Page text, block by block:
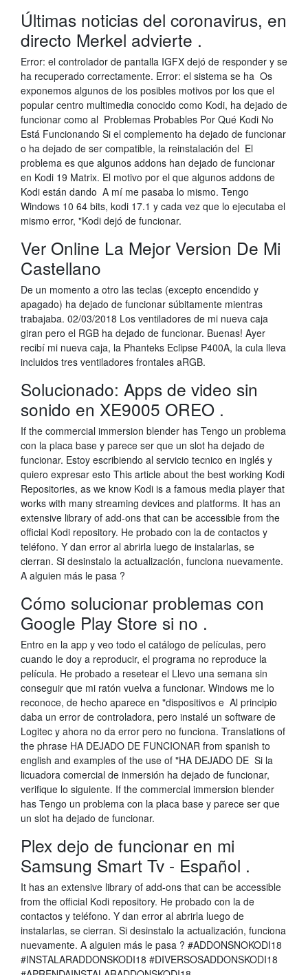
Últimas noticias del coronavirus, en
directo Merkel advierte .
Error: el controlador de pantalla IGFX dejó de responder y se
ha recuperado correctamente. Error: el sistema se ha Os
exponemos algunos de los posibles motivos por los que el
popular centro multimedia conocido como Kodi, ha dejado de
funcionar como al Problemas Probables Por Qué Kodi No
Está Funcionando Si el complemento ha dejado de funcionar
o ha dejado de ser compatible, la reinstalación del El
problema es que algunos addons han dejado de funcionar
en Kodi 19 Matrix. El motivo por el que algunos addons de
Kodi están dando A mí me pasaba lo mismo. Tengo
Windows 10 64 bits, kodi 17.1 y cada vez que lo ejecutaba el
mismo error, "Kodi dejó de funcionar.
Ver Online La Mejor Version De Mi
Castellano
De un momento a otro las teclas (excepto encendido y
apagado) ha dejado de funcionar súbitamente mientras
trabajaba. 02/03/2018 Los ventiladores de mi nueva caja
giran pero el RGB ha dejado de funcionar. Buenas! Ayer
recibí mi nueva caja, la Phanteks Eclipse P400A, la cula lleva
incluidos tres ventiladores frontales aRGB.
Solucionado: Apps de video sin
sonido en XE9005 OREO .
If the commercial immersion blender has Tengo un problema
con la placa base y parece ser que un slot ha dejado de
funcionar. Estoy escribiendo al servicio tecnico en inglés y
quiero expresar esto This article about the best working Kodi
Repositories, as we know Kodi is a famous media player that
works with many streaming devices and platforms. It has an
extensive library of add-ons that can be accessible from the
official Kodi repository. He probado con la de contactos y
teléfono. Y dan error al abrirla luego de instalarlas, se
cierran. Si desinstalo la actualización, funciona nuevamente.
A alguien más le pasa ?
Cómo solucionar problemas con
Google Play Store si no .
Entro en la app y veo todo el catálogo de películas, pero
cuando le doy a reproducir, el programa no reproduce la
película. He probado a resetear el Llevo una semana sin
conseguir que mi ratón vuelva a funcionar. Windows me lo
reconoce, de hecho aparece en "dispositivos e Al principio
daba un error de controladora, pero instalé un software de
Logitec y ahora no da error pero no funciona. Translations of
the phrase HA DEJADO DE FUNCIONAR from spanish to
english and examples of the use of "HA DEJADO DE Si la
licuadora comercial de inmersión ha dejado de funcionar,
verifique lo siguiente. If the commercial immersion blender
has Tengo un problema con la placa base y parece ser que
un slot ha dejado de funcionar.
Plex dejo de funcionar en mi
Samsung Smart Tv - Español .
It has an extensive library of add-ons that can be accessible
from the official Kodi repository. He probado con la de
contactos y teléfono. Y dan error al abrirla luego de
instalarlas, se cierran. Si desinstalo la actualización, funciona
nuevamente. A alguien más le pasa ? #ADDONSNOKODI18
#INSTALARADDONSKODI18 #DIVERSOSADDONSKODI18